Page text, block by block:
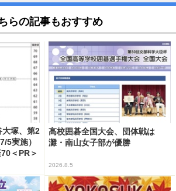
らの記事もおすすめ
大塚、第2
5実施）
＜PR＞
高校囲碁全国大会、団体戦は
灘・南山女子部が優勝
2026.8.5